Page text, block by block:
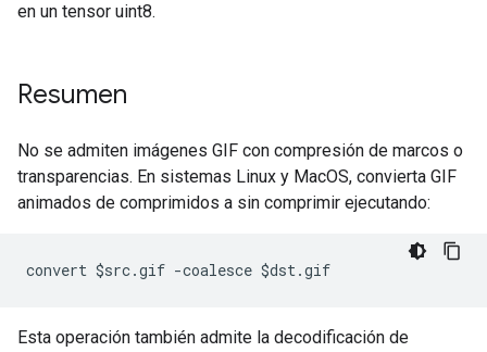
en un tensor uint8.
Resumen
No se admiten imágenes GIF con compresión de marcos o
transparencias. En sistemas Linux y MacOS, convierta GIF
animados de comprimidos a sin comprimir ejecutando:
convert $src.gif -coalesce $dst.gif
Esta operación también admite la decodificación de